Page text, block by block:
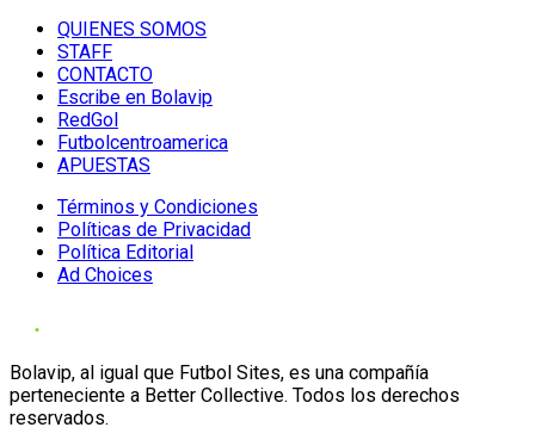
QUIENES SOMOS
STAFF
CONTACTO
Escribe en Bolavip
RedGol
Futbolcentroamerica
APUESTAS
Términos y Condiciones
Políticas de Privacidad
Política Editorial
Ad Choices
Bolavip, al igual que Futbol Sites, es una compañía
perteneciente a Better Collective. Todos los derechos
reservados.